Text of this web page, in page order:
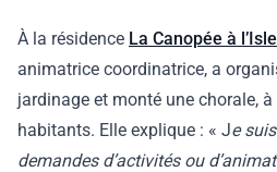
À la résidence La Canopée à
animatrice coordinatrice, a
jardinage et monté une chorale,
habitants. Elle explique : « Je
demandes d’activités ou